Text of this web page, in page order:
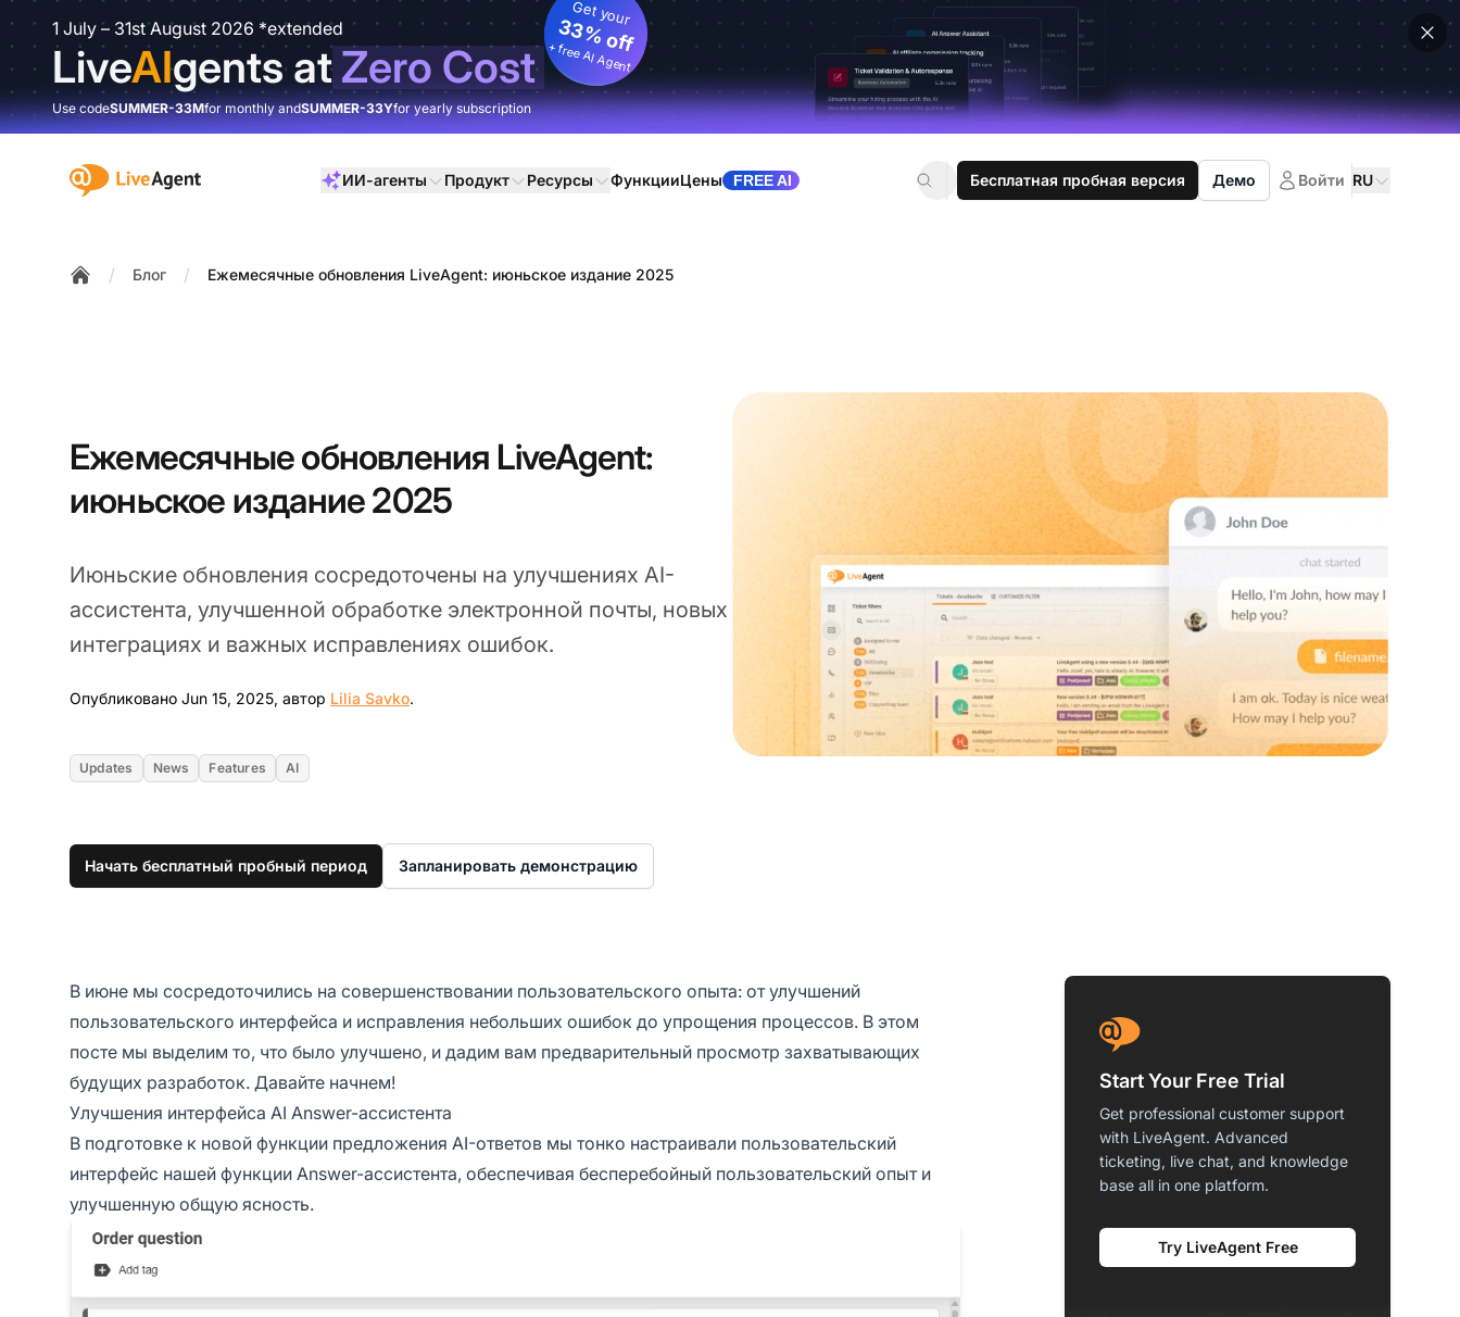
1 July – 31st August 2026 *extended
LiveAIgents atZero Cost
Get your
33% off
+ free AI Agent
Use codeSUMMER-33Mfor monthly andSUMMER-33Yfor yearly subscription
:site.title ИИ-агенты Продукт Ресурсы ФункцииЦены FREE AI Бесплатная пробная версия Демо Войти RU
/ Блог / Ежемесячные обновления LiveAgent: июньское издание 2025
Ежемесячные обновления LiveAgent:
июньское издание 2025
Июньские обновления сосредоточены на улучшениях AI-
ассистента, улучшенной обработке электронной почты, новых
интеграциях и важных исправлениях ошибок.
Опубликовано Jun 15, 2025, автор Lilia Savko.
Updates News Features AI
Начать бесплатный пробный период Запланировать демонстрацию
В июне мы сосредоточились на совершенствовании пользовательского опыта: от улучшений
пользовательского интерфейса и исправления небольших ошибок до упрощения процессов. В этом
посте мы выделим то, что было улучшено, и дадим вам предварительный просмотр захватывающих
будущих разработок. Давайте начнем!
Улучшения интерфейса AI Answer-ассистента
В подготовке к новой функции предложения AI-ответов мы тонко настраивали пользовательский
интерфейс нашей функции Answer-ассистента, обеспечивая бесперебойный пользовательский опыт и
улучшенную общую ясность.
Start Your Free Trial
Get professional customer support
with LiveAgent. Advanced
ticketing, live chat, and knowledge
base all in one platform.
Try LiveAgent Free